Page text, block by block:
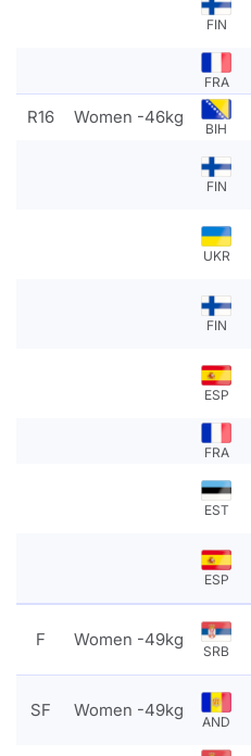
FIN
FRA
R16 Women -46kg
BIH
FIN
UKR
FIN
ESP
FRA
EST
ESP
F Women -49kg
SRB
SF Women -49kg
AND